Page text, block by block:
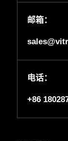
邮箱：
电话：
+86